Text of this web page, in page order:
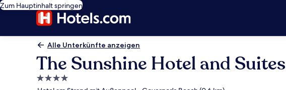
Zum Hauptinhalt springen
Alle Unterkünfte anzeigen
The Sunshine Hotel and Suites
4.0-